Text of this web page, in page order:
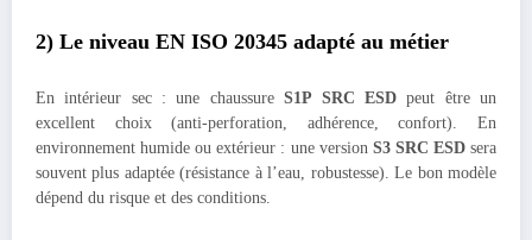
2) Le niveau EN ISO 20345 adapté au métier
En intérieur sec : une chaussureS1P SRC ESDpeut être un
excellent choix (anti-perforation, adhérence, confort). En
environnement humide ou extérieur : une version S3 SRC ESDsera
souvent plus adaptée (résistance à l’eau, robustesse). Le bon modèle
dépend du risque et des conditions.